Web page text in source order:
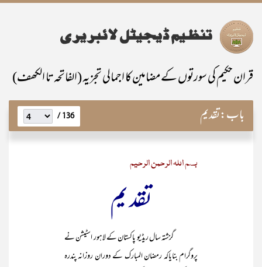
قران حکیم کی سورتوں کے مضامین کا اجمالی تجزیہ (الفاتحہ تا الکھف)
باب:تقدیم 136 /
بسم اللہ الرحمن الرحیم
تقد یم
گزشتہ سال ریڈیو پاکستان کے لاہور اسٹیشن نے
پروگرام بنایاکہ رمضان المبارک کے دوران روزانہ پندرہ